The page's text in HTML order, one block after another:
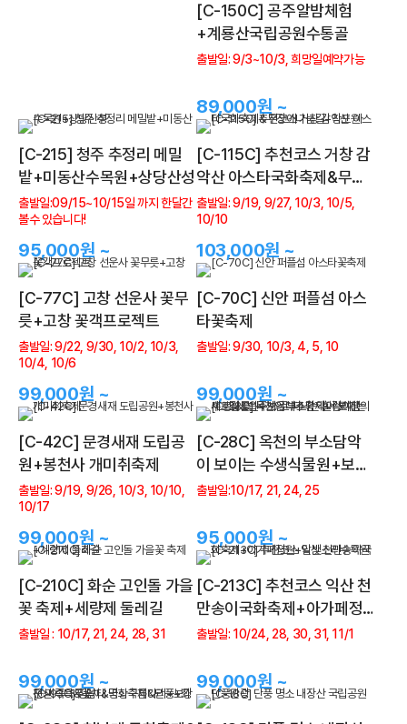
[C-150C] 공주알밤체험
+계룡산국립공원수통골
출발일: 9/3~10/3, 희망일예약가능
89,000원 ~
[C-215] 청주 추정리 메밀
밭+미동산수목원+상당산성
출발일:09/15~10/15일 까지 한달간
볼수 있습니다!
95,000원 ~
[C-115C] 추천코스 거창 감
악산 아스타국화축제&무장
애나눔길+창포원
출발일: 9/19, 9/27, 10/3, 10/5,
10/10
103,000원 ~
[C-77C] 고창 선운사 꽃무
릇+고창 꽃객프로젝트
출발일: 9/22, 9/30, 10/2, 10/3,
10/4, 10/6
99,000원 ~
[C-70C] 신안 퍼플섬 아스
타꽃축제
출발일: 9/30, 10/3, 4, 5, 10
99,000원 ~
[C-42C] 문경새재 도립공
원+봉천사 개미취축제
출발일: 9/19, 9/26, 10/3, 10/10,
10/17
99,000원 ~
[C-28C] 옥천의 부소담악
이 보이는 수생식물원+보은
대추축제+속리산의 세조길
출발일:10/17, 21, 24, 25
95,000원 ~
[C-210C] 화순 고인돌 가을
꽃 축제+세량제 둘레길
출발일 : 10/17, 21, 24, 28, 31
99,000원 ~
[C-213C] 추천코스 익산 천
만송이국화축제+아가페정
원+달빛소리수목원
출발일: 10/24, 28, 30, 31, 11/1
99,000원 ~